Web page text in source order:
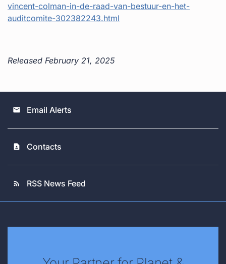
vincent-colman-in-de-raad-van-bestuur-en-het-
auditcomite-302382243.html
Released February 21, 2025
email Email Alerts
contact_page Contacts
rss_feed RSS News Feed